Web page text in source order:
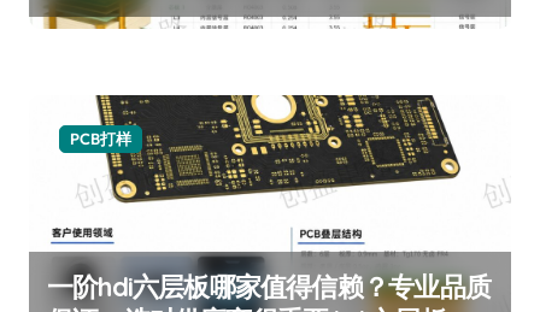
PCB打样
一阶hdi六层板哪家值得信赖？专业品质